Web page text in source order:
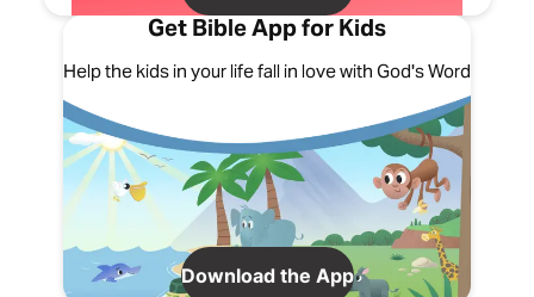
Get Bible App for Kids
Help the kids in your life fall in love with God's Word
Download the App